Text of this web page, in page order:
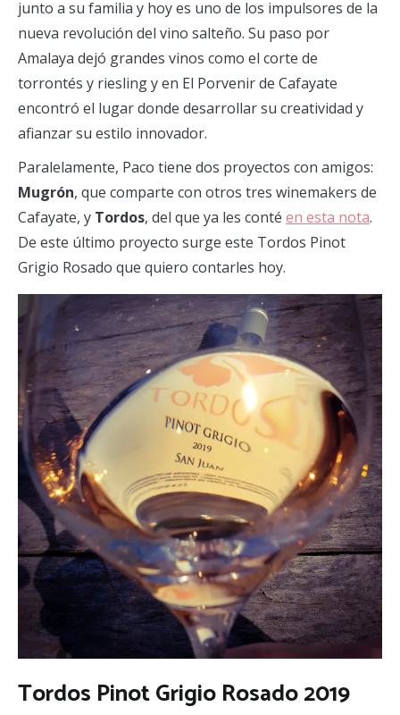
junto a su familia y hoy es uno de los impulsores de la
nueva revolución del vino salteño. Su paso por
Amalaya dejó grandes vinos como el corte de
torrontés y riesling y en El Porvenir de Cafayate
encontró el lugar donde desarrollar su creatividad y
afianzar su estilo innovador.
Paralelamente, Paco tiene dos proyectos con amigos:
Mugrón, que comparte con otros tres winemakers de
Cafayate, y Tordos, del que ya les conté en esta nota.
De este último proyecto surge este Tordos Pinot
Grigio Rosado que quiero contarles hoy.
Tordos Pinot Grigio Rosado 2019